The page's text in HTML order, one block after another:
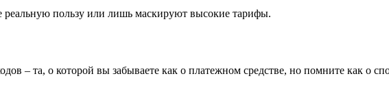
реальную пользу или лишь маскируют высокие тарифы.
– та, о которой вы забываете как о платежном средстве, но помните как о